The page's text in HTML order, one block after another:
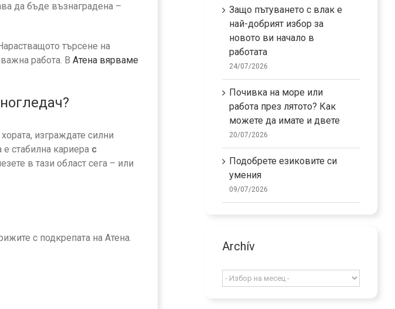
да бъде възнаградена –
търсене на
работа. В Атена вярваме
изграждате силни
стабилна кариера с
в тази област сега – или
с подкрепата на Атена.
Защо пътуването с влак е
най-добрият избор за
новото ви начало в
работата
24/07/2026
Почивка на море или
работа през лятото? Как
можете да имате и двете
20/07/2026
Подобрете езиковите си
умения
09/07/2026
Archív
Archív